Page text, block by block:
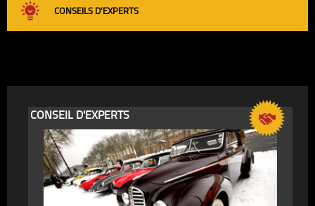
CONSEILS D'EXPERTS
CONSEIL D'EXPERTS